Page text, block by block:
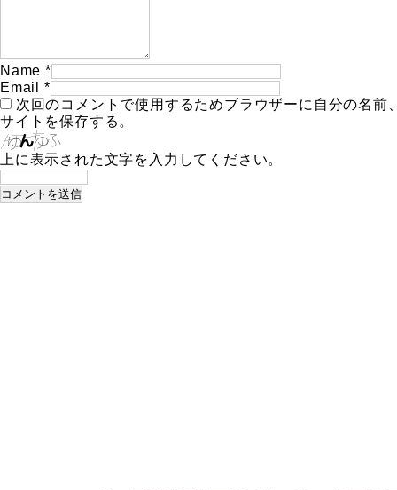
Name *
Email
*
次回のコメントで使用するためブラウザーに自分の名前
サイトを保存する。
上に表示された文字を入力してください。